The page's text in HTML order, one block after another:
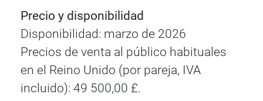
Precio y disponibilidad
Disponibilidad: marzo de 2026
Precios de venta al público habituales
en el Reino Unido (por pareja, IVA
incluido): 49 500,00 £.